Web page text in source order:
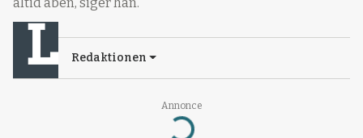
Annonce
altid åben, siger han.
Redaktionen